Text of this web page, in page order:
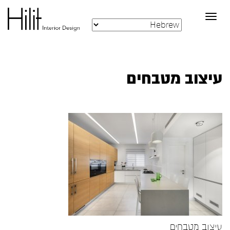
Toggle
navigation
עיצוב מטבחים
עיצוב מטבחים